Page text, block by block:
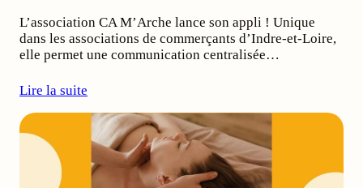
L’association CA M’Arche lance son appli ! Unique
dans les associations de commerçants d’Indre-et-Loire,
elle permet une communication centralisée…
Lire la suite